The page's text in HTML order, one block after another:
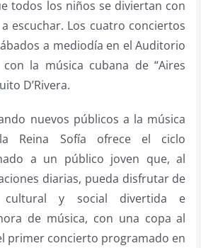
todos los niños se diviertan con
escuchar. Los cuatro conciertos
a mediodía en el Auditorio
con la música cubana de “Aires
D’Rivera.
nuevos públicos a la música
Reina Sofía ofrece el ciclo
a un público joven que, al
diarias, pueda disfrutar de
cultural y social divertida e
de música, con una copa al
primer concierto programado en